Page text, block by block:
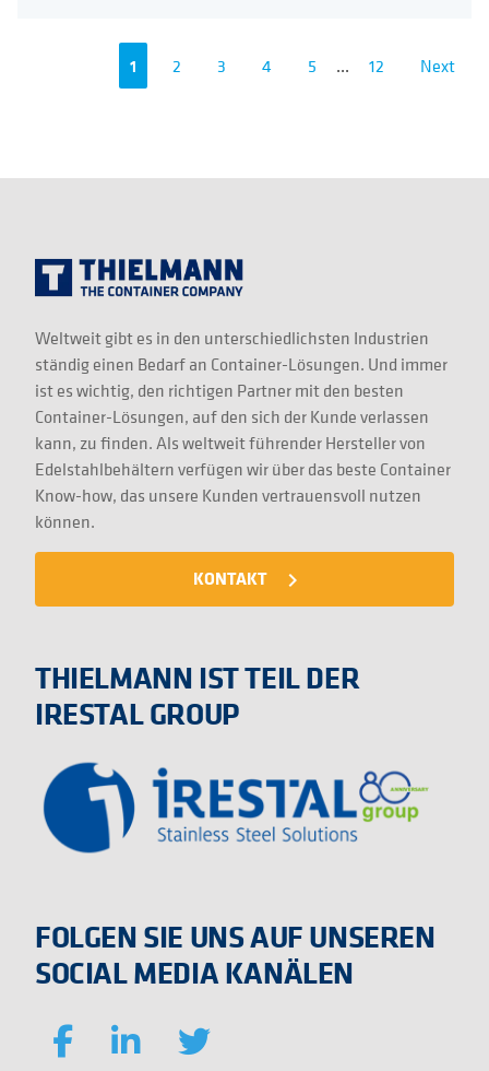
1 2 3 4 5 ... 12 Next
Weltweit gibt es in den unterschiedlichsten Industrien
ständig einen Bedarf an Container-Lösungen. Und immer
ist es wichtig, den richtigen Partner mit den besten
Container-Lösungen, auf den sich der Kunde verlassen
kann, zu finden. Als weltweit führender Hersteller von
Edelstahlbehältern verfügen wir über das beste Container
Know-how, das unsere Kunden vertrauensvoll nutzen
können.
KONTAKT navigate_next
THIELMANN IST TEIL DER
IRESTAL GROUP
FOLGEN SIE UNS AUF UNSEREN
SOCIAL MEDIA KANÄLEN